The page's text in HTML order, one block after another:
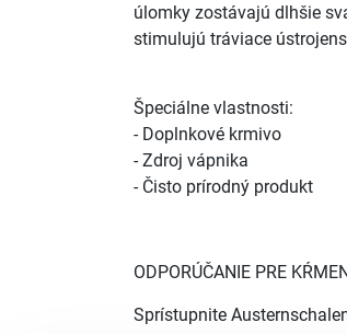
úlomky zostávajú dlhšie
stimulujú tráviace
Špeciálne vlastnosti:
- Doplnkové krmivo
- Zdroj vápnika
- Čisto prírodný produkt
ODPORÚČANIE PRE
Sprístupnite